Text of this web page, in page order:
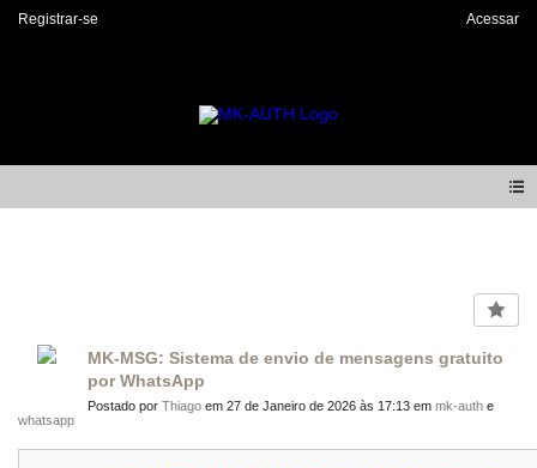
Registrar-se Acessar
MK-MSG: Sistema de envio de mensagens gratuito
por WhatsApp
Postado por Thiago em 27 de Janeiro de 2026 às 17:13 em mk-auth e
whatsapp